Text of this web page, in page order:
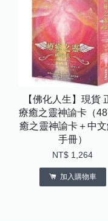
【佛化人生】現貨
療癒之靈神諭卡（
癒之靈神諭卡＋中
手冊）
NT$ 1,264
加入購物車